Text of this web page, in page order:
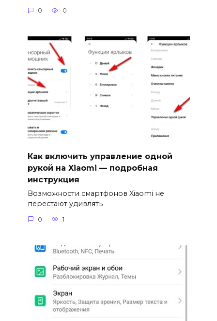
0 0
Как включить управление одной
рукой на Xiaomi — подробная
инструкция
Возможности смартфонов Xiaomi не
перестают удивлять
0 1